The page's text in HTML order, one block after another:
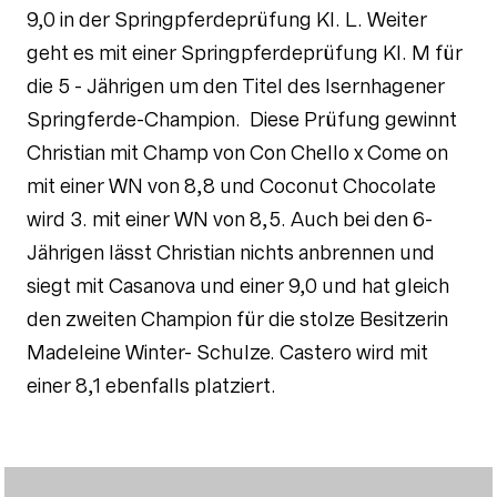
9,0 in der Springpferdeprüfung Kl. L. Weiter
geht es mit einer Springpferdeprüfung Kl. M für
die 5 - Jährigen um den Titel des Isernhagener
Springferde-Champion. Diese Prüfung gewinnt
Christian mit Champ von Con Chello x Come on
mit einer WN von 8,8 und Coconut Chocolate
wird 3. mit einer WN von 8,5. Auch bei den 6-
Jährigen lässt Christian nichts anbrennen und
siegt mit Casanova und einer 9,0 und hat gleich
den zweiten Champion für die stolze Besitzerin
Madeleine Winter- Schulze. Castero wird mit
einer 8,1 ebenfalls platziert.